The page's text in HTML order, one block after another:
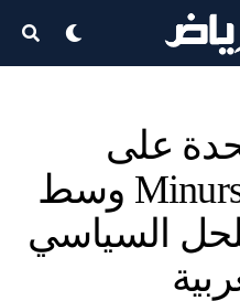
على
تمديد تفويض Minurso وسط
السياسي